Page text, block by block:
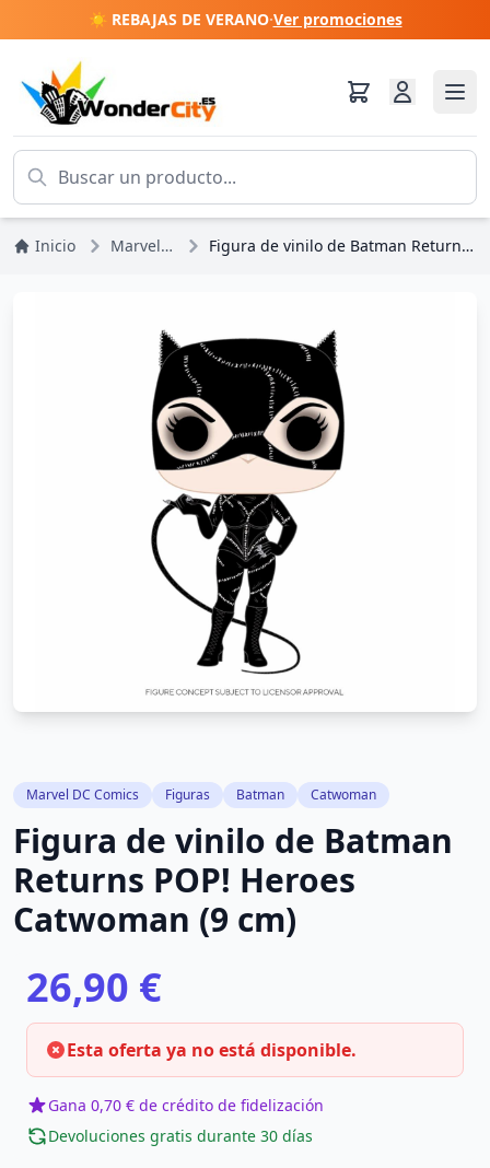
☀️ REBAJAS DE VERANO·Ver promociones
Inicio Marvel DC Comics Figura de vinilo de Batman Returns POP! Heroes Catwoman (9 cm)
Marvel DC Comics Figuras Batman Catwoman
Figura de vinilo de Batman
Returns POP! Heroes
Catwoman (9 cm)
26,90 €
Esta oferta ya no está disponible.
Gana 0,70 € de crédito de fidelización
Devoluciones gratis durante 30 días